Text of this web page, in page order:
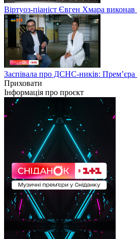
Віртуоз-піаніст Євген Хмара
Заспівала про ДСНС-ників: Прем’єра
Приховати
Інформація про проєкт